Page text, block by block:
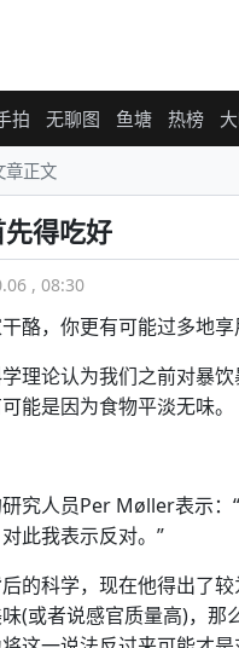
拍 无聊图 鱼塘 热榜
章正文
得吃好
, 08:30
酪，你更有可能过多地享
理论认为我们之前对暴
能是因为食物平淡无味。
究人员Per Møller表示
此我表示反对。”
的科学，现在他得出了
(或者说感官质量高)，